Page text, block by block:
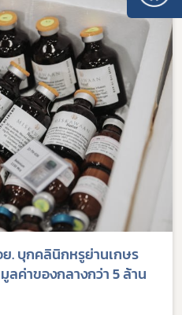
. บุกคลินิกหรูย่านเกษร
ลค่าของกลางกว่า 5 ล้าน